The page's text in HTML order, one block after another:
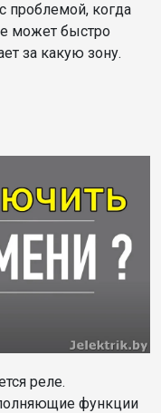
проблемой, когда
может быстро
за какую зону.
реле.
функции